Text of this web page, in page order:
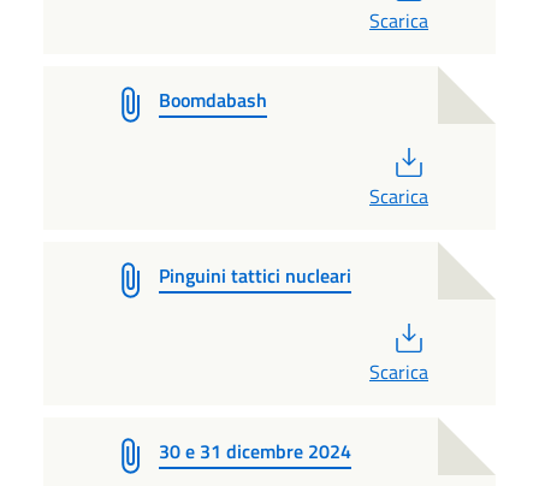
Scarica
Boomdabash
Scarica
Pinguini tattici nucleari
Scarica
30 e 31 dicembre 2024